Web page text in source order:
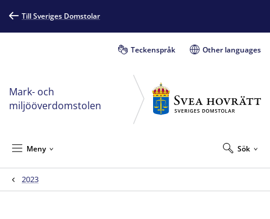
Till Sveriges Domstolar
Teckenspråk Other languages
Mark- och
miljööverdomstolen
Sök
Meny
2023